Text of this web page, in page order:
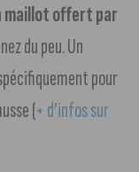
maillot offert par
du peu. Un
pour
(+ d’infos sur